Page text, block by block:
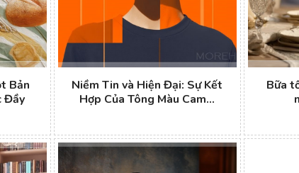
Bản
Đầy
Niềm Tin và Hiện Đại: Sự Kết
Hợp Của Tông Màu Cam...
Bữa